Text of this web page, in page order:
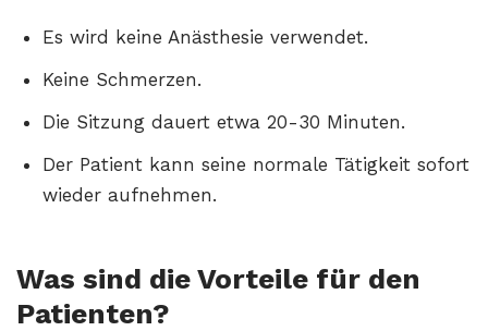
Es wird keine Anästhesie verwendet.
Keine Schmerzen.
Die Sitzung dauert etwa 20-30 Minuten.
Der Patient kann seine normale Tätigkeit sofort
wieder aufnehmen.
Was sind die Vorteile für den
Patienten?